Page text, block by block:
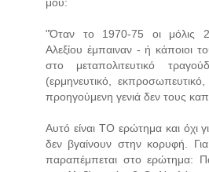
"Όταν το 1970-75 οι μόλις
Αλεξίου έμπαιναν - ή κάποιοι
στο μεταπολιτευτικό
(ερμηνευτικό,
προηγούμενη γενιά δεν τους
Αυτό είναι ΤΟ ερώτημα και όχι
δεν βγαίνουν στην κορυφή.
παραπέμπεται στο ερώτημα: